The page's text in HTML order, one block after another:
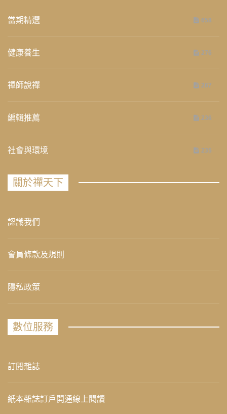
當期精選 658
健康養生 276
禪師說禪 267
編輯推薦 236
社會與環境 235
關於禪天下
認識我們
會員條款及規則
隱私政策
數位服務
訂閱雜誌
紙本雜誌訂戶開通線上閱讀